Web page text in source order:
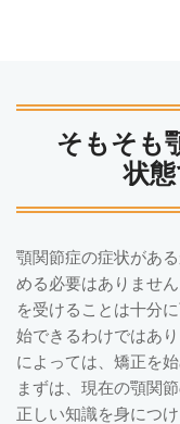
そもそも
状
顎関節症の症状があ
める必要はありませ
を受けることは十分
始できるわけではあ
によっては、矯正を
まずは、現在の顎関
正しい知識を身につ